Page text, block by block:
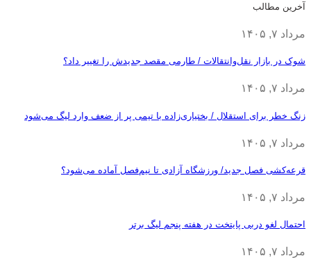
آخرین مطالب
مرداد ۷, ۱۴۰۵
شوک در بازار نقل‌وانتقالات / طارمی مقصد جدیدش را تغییر داد؟
مرداد ۷, ۱۴۰۵
زنگ خطر برای استقلال / بختیاری‌زاده با تیمی پر از ضعف وارد لیگ می‌شود
مرداد ۷, ۱۴۰۵
قرعه‎‌کشی فصل جدید/ ورزشگاه آزادی تا نیم‌فصل آماده می‌شود؟
مرداد ۷, ۱۴۰۵
احتمال لغو دربی پایتخت در هفته پنجم لیگ برتر
مرداد ۷, ۱۴۰۵